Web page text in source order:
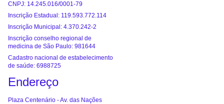
CNPJ: 14.245.016/0001-79
Inscrição Estadual: 119.593.772.114
Inscrição Municipal: 4.370.242-2
Inscrição conselho regional de
medicina de São Paulo: 981644
Cadastro nacional de estabelecimento
de saúde: 6988725
Endereço
Plaza Centenário - Av. das Nações